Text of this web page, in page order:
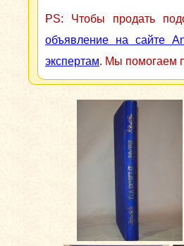
PS: Чтобы продать
объявление на сайте
экспертам. Мы помогаем